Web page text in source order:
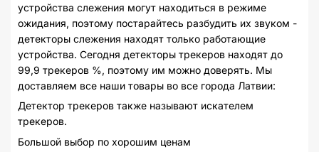
устройства слежения могут находиться в режиме
ожидания, поэтому постарайтесь разбудить их звуком -
детекторы слежения находят только работающие
устройства. Сегодня детекторы трекеров находят до
99,9 трекеров %, поэтому им можно доверять. Мы
доставляем все наши товары во все города Латвии:
Детектор трекеров также называют искателем
трекеров.
Большой выбор по хорошим ценам